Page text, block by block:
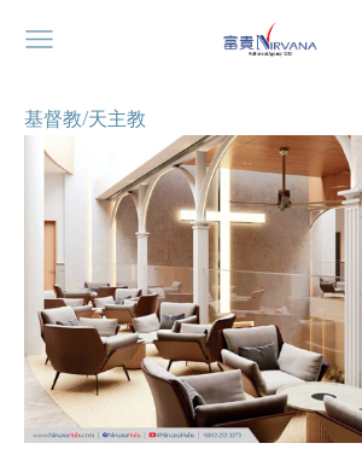
基督教/天主教